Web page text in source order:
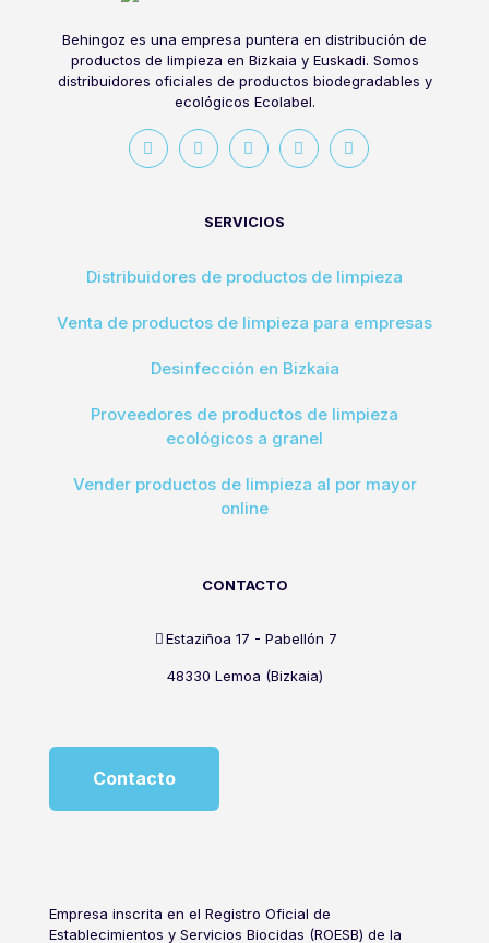
Behingoz es una empresa puntera en distribución de
productos de limpieza en Bizkaia y Euskadi. Somos
distribuidores oficiales de productos biodegradables y
ecológicos Ecolabel.
SERVICIOS
Distribuidores de productos de limpieza
Venta de productos de limpieza para empresas
Desinfección en Bizkaia
Proveedores de productos de limpieza
ecológicos a granel
Vender productos de limpieza al por mayor
online
CONTACTO
Estaziñoa 17 - Pabellón 7
48330 Lemoa (Bizkaia)
Contacto
Empresa inscrita en el Registro Oficial de
Establecimientos y Servicios Biocidas (ROESB) de la